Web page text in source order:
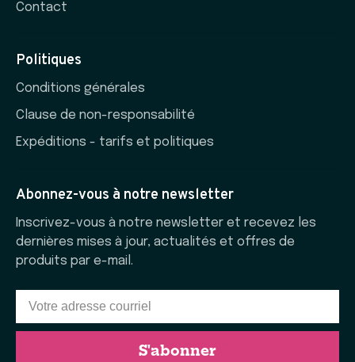
Contact
Politiques
Conditions générales
Clause de non-responsabilité
Expéditions - tarifs et politiques
Abonnez-vous à notre newsletter
Inscrivez-vous à notre newsletter et recevez les
dernières mises à jour, actualités et offres de
produits par e-mail.
S'abonner